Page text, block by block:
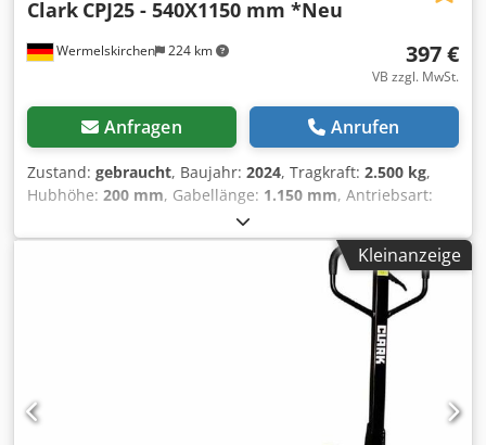
Wermelskirchen 224 km
Clark CPJ25 - 540X1150 mm *Neu
397 €
VB zzgl. MwSt.
Anfragen Anrufen
Zustand: gebraucht, Baujahr: 2024, Tragkraft: 2.500 kg,
Hubhöhe: 200 mm, Gabellänge: 1.150 mm, Antriebsart:
, Handhubwagen Gabelbreite: 540 mm
Masttyp: Keiner Bereifung vorne Typ: Polyurethan
Bereifung vorne Zustand: 80 - 100% Dsdpsxfyf Usfx
Apmsck Bereifung hinten Typ: Polyurethan Bereifung
Kleinanzeige